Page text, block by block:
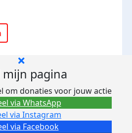
mijn pagina
om donaties voor jouw actie
via Facebook
via Instagram
via WhatsApp